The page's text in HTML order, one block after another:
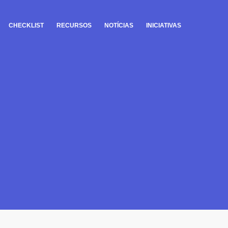
CHECKLIST RECURSOS NOTÍCIAS INICIATIVAS